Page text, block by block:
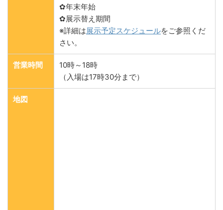
✿年末年始
✿展示替え期間
※詳細は展示予定スケジュールをご参照くだ
さい。
営業時間
10時～18時
（入場は17時30分まで）
地図